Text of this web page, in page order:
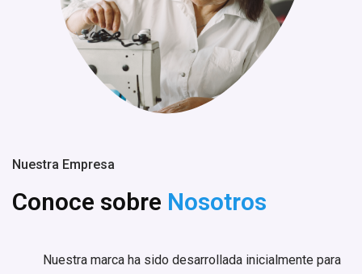
Nuestra Empresa
Conoce sobre Nosotros
Nuestra marca ha sido desarrollada inicialmente para